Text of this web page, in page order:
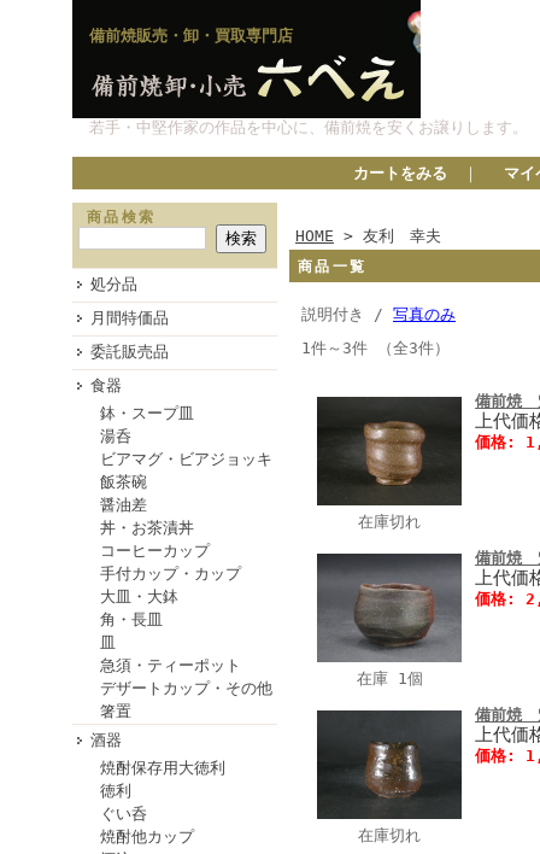
備前焼販売・卸・買取専門店
若手・中堅作家の作品を中心に、備前焼を安くお譲りします。
カートをみる ｜ マイ
商品検索
処分品
月間特価品
委託販売品
食器
鉢・スープ皿
湯呑
ビアマグ・ビアジョッキ
飯茶碗
醤油差
丼・お茶漬丼
コーヒーカップ
手付カップ・カップ
大皿・大鉢
角・長皿
皿
急須・ティーポット
デザートカップ・その他
箸置
酒器
焼酎保存用大徳利
徳利
ぐい呑
焼酎他カップ
HOME > 友利 幸夫
商品一覧
説明付き / 写真のみ
1件～3件 （全3件）
在庫切れ
備前焼
上代
価格:
在庫 1個
備前焼
上代
価格:
在庫切れ
備前焼
上代
価格: